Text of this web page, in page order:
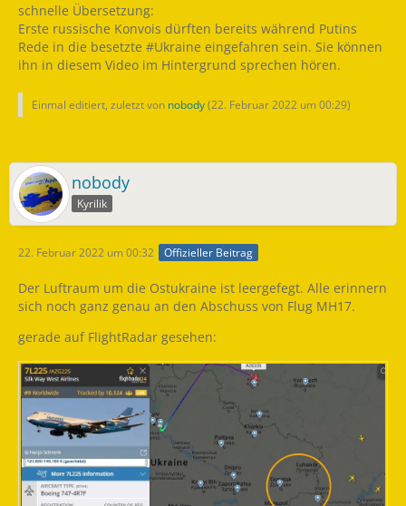
schnelle Übersetzung:
Erste russische Konvois dürften bereits während Putins
Rede in die besetzte #Ukraine eingefahren sein. Sie können
ihn in diesem Video im Hintergrund sprechen hören.
Einmal editiert, zuletzt von nobody(22. Februar 2022 um 00:29)
nobody
Kyrilik
22. Februar 2022 um 00:32 Offizieller Beitrag
Der Luftraum um die Ostukraine ist leergefegt. Alle erinnern
sich noch ganz genau an den Abschuss von Flug MH17.
gerade auf FlightRadar gesehen: